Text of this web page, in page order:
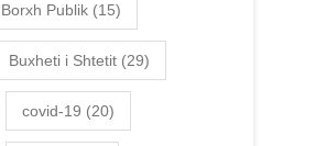
Borxh Publik (15)
Buxheti i Shtetit (29)
covid-19 (20)